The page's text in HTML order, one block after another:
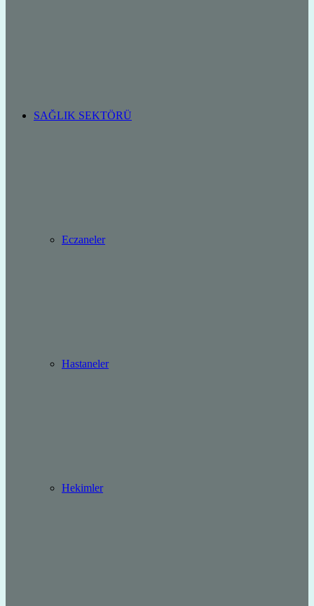
SAĞLIK SEKTÖRÜ
Eczaneler
Hastaneler
Hekimler